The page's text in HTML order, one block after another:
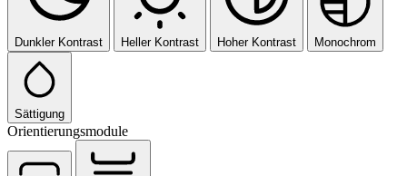
Dunkler Kontrast Heller Kontrast Hoher Kontrast Monochrom
Sättigung
Orientierungsmodule